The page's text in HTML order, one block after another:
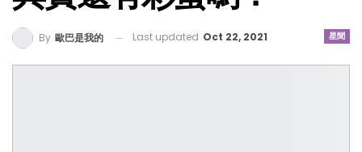
星聞
By 歐巴是我的 Last updated Oct 22, 2021